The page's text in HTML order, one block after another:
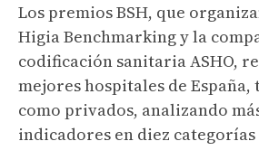
Los premios BSH, que
Higia Benchmarking y la
codificación sanitaria ASHO,
mejores hospitales de
como privados, analizando
indicadores en diez